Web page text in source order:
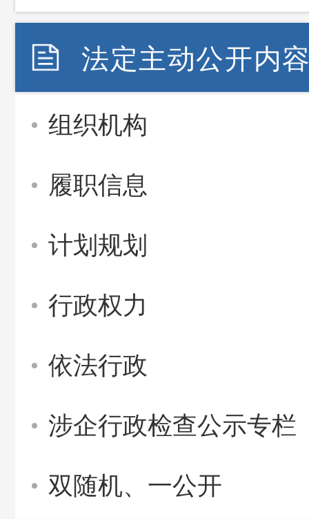
法定主动公开内
组织机构
履职信息
计划规划
行政权力
依法行政
涉企行政检查公示专栏
双随机、一公开